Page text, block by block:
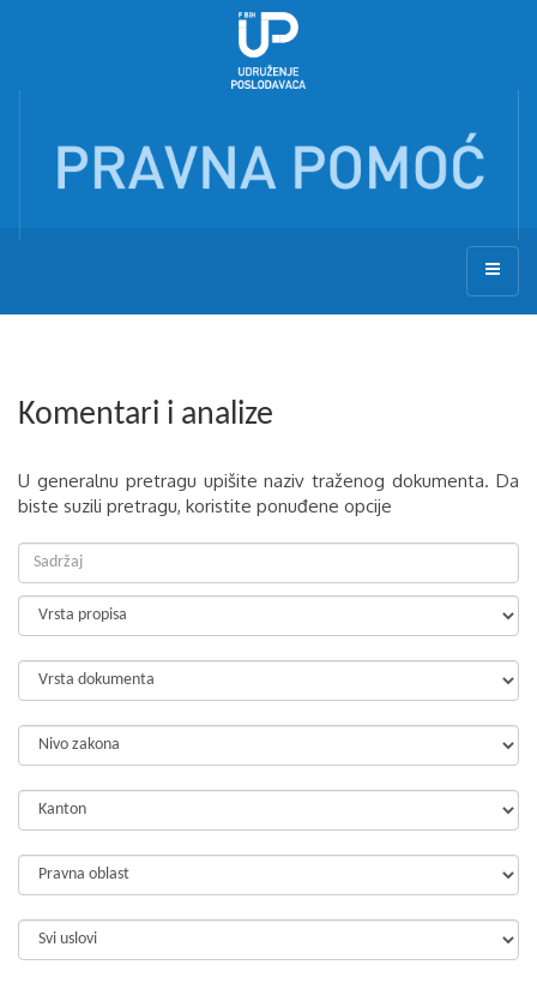
Komentari i analize
U generalnu pretragu upišite naziv traženog dokumenta. Da
biste suzili pretragu, koristite ponuđene opcije